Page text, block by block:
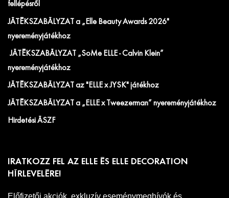
fellépésről
JÁTÉKSZABÁLYZAT a „Elle Beauty Awards 2026"
nyereményjátékhoz
JÁTÉKSZABÁLYZAT „SoMe ELLE - Calvin Klein”
nyereményjátékhoz
JÁTÉKSZABÁLYZAT az "ELLE x JYSK" játékhoz
JÁTÉKSZABÁLYZAT a „ELLE x Tweezerman” nyereményjátékhoz
Hirdetési ÁSZF
IRATKOZZ FEL AZ ELLE ÉS ELLE DECORATION
HÍRLEVELÉRE!
Előfizetői akciók, exkluzív eseménymeghívók és